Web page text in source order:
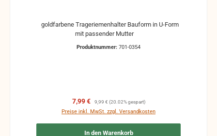
Produktnummer: 701-0354
Verkaufspreis:
7,99 € Regulärer Preis:
9,99 € (20.02% gespart)
Preise inkl. MwSt. zzgl. Versandkosten
In den Warenkorb